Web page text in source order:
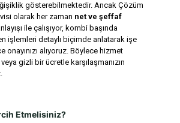
gösterebilmektedir. Ancak Çözüm
olarak her zaman net ve şeffaf
ile çalışıyor, kombi başında
işlemleri detaylı biçimde anlatarak işe
onayınızı alıyoruz. Böylece hizmet
gizli bir ücretle karşılaşmanızın
Etmelisiniz?